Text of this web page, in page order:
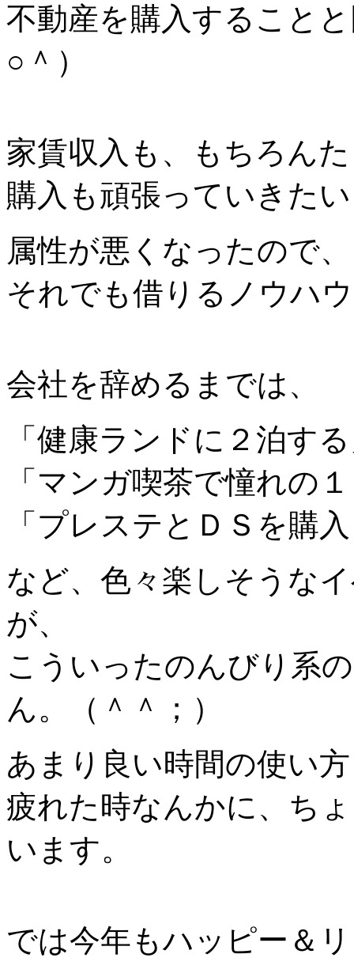
不動産を購入すること
○＾）
家賃収入も、もちろん
購入も頑張っていきた
属性が悪くなったので、
それでも借りるノウハ
会社を辞めるまでは、
「健康ランドに２泊す
「マンガ喫茶で憧れの
「プレステとＤＳを購
など、色々楽しそうな
が、
こういったのんびり系
ん。（＾＾；）
あまり良い時間の使い
疲れた時なんかに、ち
います。
では今年もハッピー＆